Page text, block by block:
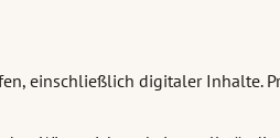
einschließlich digitaler Inhalte.